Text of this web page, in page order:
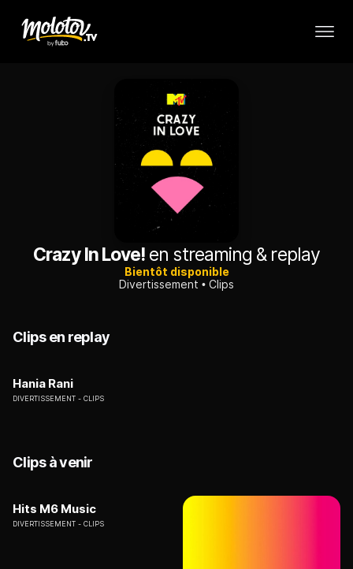
Crazy In Love! en streaming & replay
Bientôt disponible
Divertissement
Clips
Clips en replay
Hania Rani
DIVERTISSEMENT CLIPS
Clips à venir
Hits M6 Music
DIVERTISSEMENT CLIPS